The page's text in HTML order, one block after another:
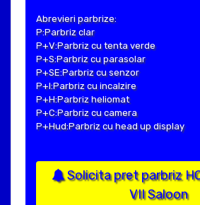
Abrevieri parbrize:
P:Parbriz clar
P+V:Parbriz cu tenta verde
P+S:Parbriz cu parasolar
P+SE:Parbriz cu senzor
P+I:Parbriz cu incalzire
P+H:Parbriz heliomat
P+C:Parbriz cu camera
P+Hud:Parbriz cu head up display
Solicita pret parbriz
VII Saloon